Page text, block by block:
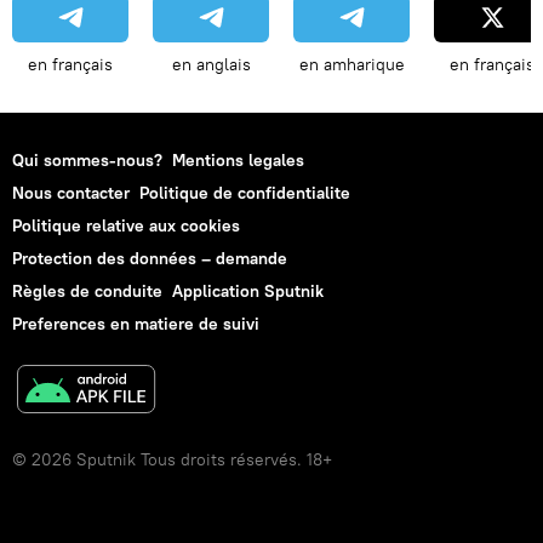
en français en anglais en amharique en français
Qui sommes-nous? Mentions legales
Nous contacter Politique de confidentialite
Politique relative aux cookies
Protection des données – demande
Règles de conduite Application Sputnik
Preferences en matiere de suivi
© 2026 Sputnik Tous droits réservés. 18+